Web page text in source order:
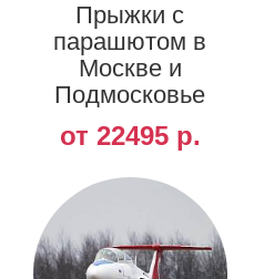
Прыжки с
парашютом в
Москве и
Подмосковье
от 22495 р.